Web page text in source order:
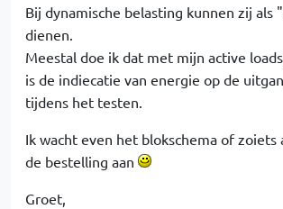
Bij dynamische belasting kunnen zij als
dienen.
Meestal doe ik dat met mijn active
is de indiecatie van energie op de
tijdens het testen.
Ik wacht even het blokschema of zoiets
de bestelling aan
Groet,